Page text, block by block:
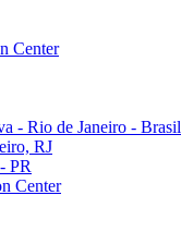
Center
- Rio de Janeiro - Brasil
RJ
PR
Center